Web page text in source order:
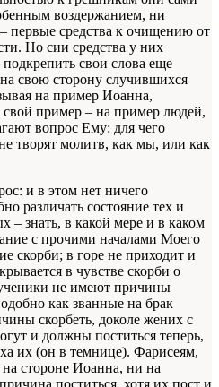
воздержанием, ни
первые средства к очищению от
Но сии средства у них
свои слова еще
свою сторону случившихся
на пример Иоанна,
пример – на пример людей,
вопрос Ему: для чего
творят молитв, как мы, или как
и в этом нет ничего
различать состояние тех и
– знать, в какой мере и в каком
с прочими началами Моего
скорби; в горе не приходит и
в чувстве скорби о
не имеют причины
как званные на брак
скорбеть, доколе жених с
и должны поститься теперь,
их (он в темнице). Фарисеям,
на стороне Иоанна, ни на